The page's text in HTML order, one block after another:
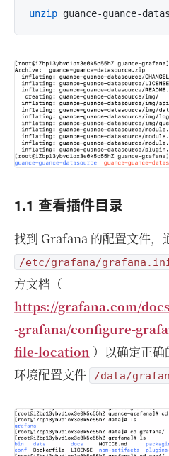
unzip
1.1 查看插件目录
找到 Grafana 的配置文件，
/etc/grafana/grafana.ini
方文档（
https://grafana.com/
-grafana/configure-
file-location ）以确定正
环境配置文件
/data/